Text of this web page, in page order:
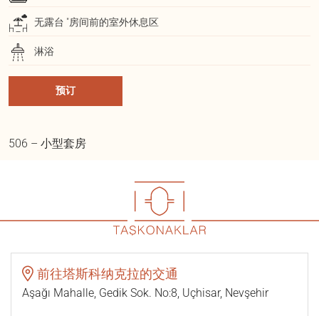
无露台 "房间前的室外休息区
淋浴
预订
506 – 小型套房
前往塔斯科纳克拉的交通
Aşağı Mahalle, Gedik Sok. No:8, Uçhisar, Nevşehir